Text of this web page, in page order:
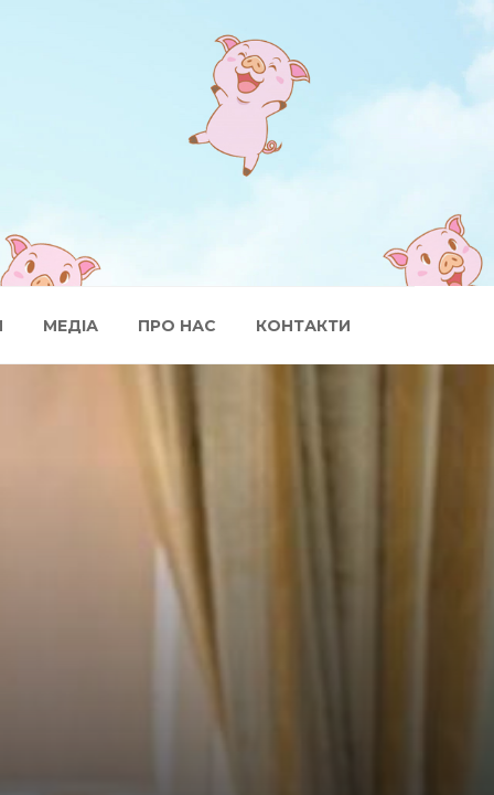
МЕДІА ПРО НАС КОНТАКТИ